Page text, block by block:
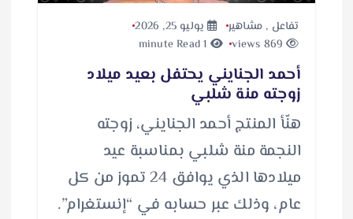
تفاعل , مشاهير
يوليو 25, 2026
869 views
أحمد الجنايني يحتفل بعيد ميلاد
زوجته منة شلبي
هنّأ المنتج أحمد الجنايني، زوجته
النجمة منة شلبي بمناسبة عيد
ميلادها الذي يوافق 24 تموز من كل
عام، وذلك عبر حسابه في “إنستغرام”.